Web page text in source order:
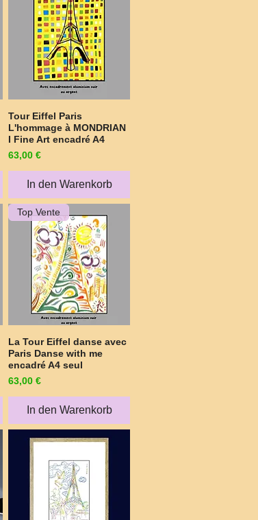
Schnellansicht
Tour Eiffel Paris
L'hommage à MONDRIAN
I Fine Art encadré A4
Preis
63,00 €
In den Warenkorb
Schnellansicht
Top Vente
La Tour Eiffel danse avec
Paris Danse with me
encadré A4 seul
Preis
63,00 €
In den Warenkorb